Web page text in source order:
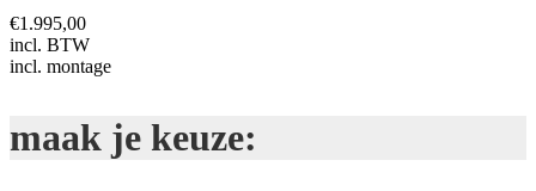
€1.995,00
incl. BTW
incl. montage
maak je keuze: